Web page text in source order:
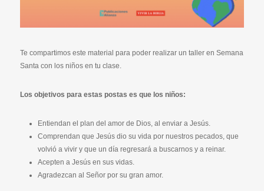
Te compartimos este material para poder realizar un taller en Semana
Santa con los niños en tu clase.
Los objetivos para estas postas es que los niños:
Entiendan el plan del amor de Dios, al enviar a Jesús.
Comprendan que Jesús dio su vida por nuestros pecados, que
volvió a vivir y que un día regresará a buscarnos y a reinar.
Acepten a Jesús en sus vidas.
Agradezcan al Señor por su gran amor.